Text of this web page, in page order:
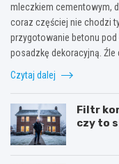
mleczkiem cementowym,
coraz częściej nie chodzi
przygotowanie betonu
posadzkę dekoracyjną. Źle
Czytaj dalej
Filtr
czy to